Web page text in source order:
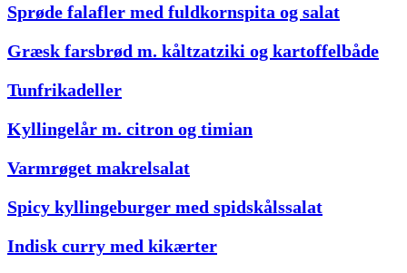
Sprøde falafler med fuldkornspita og salat
Græsk farsbrød m. kåltzatziki og kartoffelbåde
Tunfrikadeller
Kyllingelår m. citron og timian
Varmrøget makrelsalat
Spicy kyllingeburger med spidskålssalat
Indisk curry med kikærter